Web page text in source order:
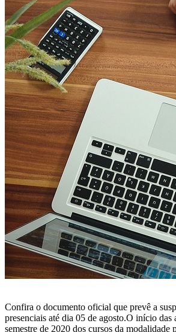
Confira o documento oficial que prevê a
presenciais até dia 05 de agosto.O início das
semestre de 2020 dos cursos da